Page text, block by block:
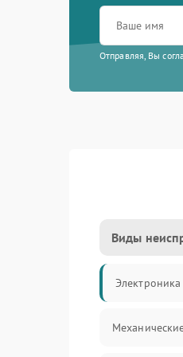
Отправляя, Вы
Виды
Электроника